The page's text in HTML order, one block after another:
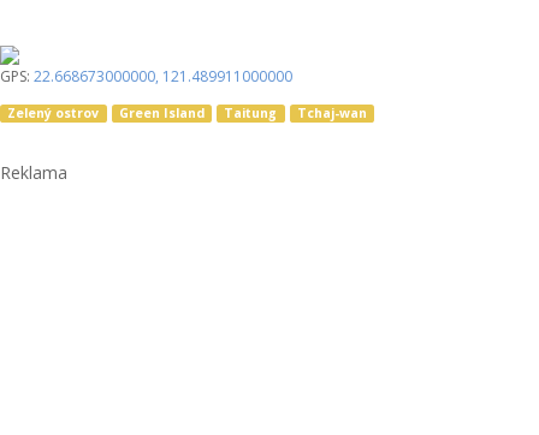
GPS: 22.668673000000, 121.489911000000
Zelený ostrov Green Island Taitung Tchaj-wan
Reklama